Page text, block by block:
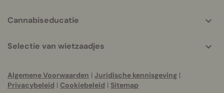
Cannabiseducatie
Selectie van wietzaadjes
Algemene Voorwaarden | Juridische kennisgeving |
Privacybeleid | Cookiebeleid | Sitemap